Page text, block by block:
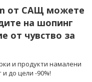
от САЩ можете
на шопинг
от чувство за
и продукти намалени
и до цели -90%!